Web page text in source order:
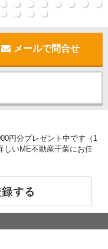
メールで問合せ
円分プレゼント中です（1
しいME不動産千葉にお任